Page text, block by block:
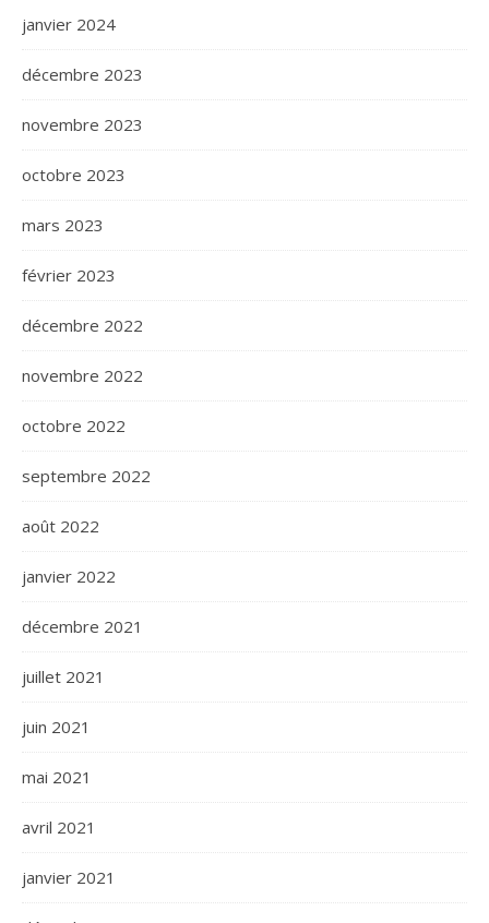
janvier 2024
décembre 2023
novembre 2023
octobre 2023
mars 2023
février 2023
décembre 2022
novembre 2022
octobre 2022
septembre 2022
août 2022
janvier 2022
décembre 2021
juillet 2021
juin 2021
mai 2021
avril 2021
janvier 2021